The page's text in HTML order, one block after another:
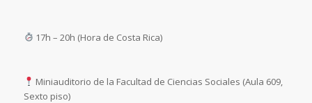
17h – 20h (Hora de Costa Rica)
Miniauditorio de la Facultad de Ciencias Sociales (Aula 609,
Sexto piso)